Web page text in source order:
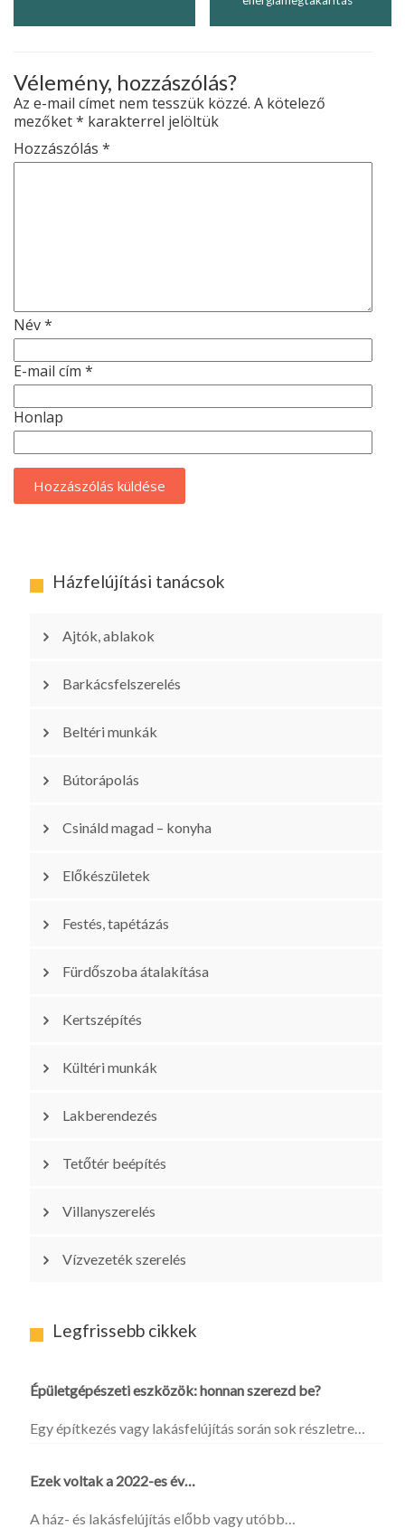
Vélemény, hozzászólás?
Az e-mail címet nem tesszük közzé. A kötelező
mezőket* karakterrel jelöltük
Hozzászólás *
Név*
E-mail cím *
Honlap
Házfelújítási tanácsok
Ajtók, ablakok
Barkácsfelszerelés
Beltéri munkák
Bútorápolás
Csináld magad – konyha
Előkészületek
Festés, tapétázás
Fürdőszoba átalakítása
Kertszépítés
Kültéri munkák
Lakberendezés
Tetőtér beépítés
Villanyszerelés
Vízvezeték szerelés
Legfrissebb cikkek
Épületgépészeti eszközök: honnan szerezd be?
Egy építkezés vagy lakásfelújítás során sok részletre…
Ezek voltak a 2022-es év…
A ház- és lakásfelújítás előbb vagy utóbb…